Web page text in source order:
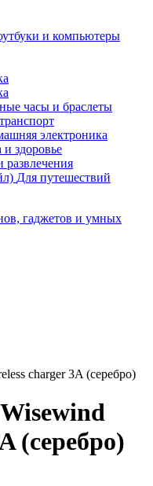
и компьютеры
часы и браслеты
электроника
и здоровье
Для путешествий
гаджетов и умных
charger 3A (серебро)
(серебро)
раз в 2 недели